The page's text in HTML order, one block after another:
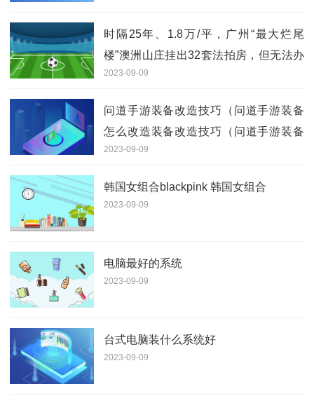
时隔25年、1.8万/平，广州“最大烂尾
楼”澳洲山庄挂出32套法拍房，但无法办
理产权证
2023-09-09
问道手游装备改造技巧（问道手游装备
怎么改造装备改造技巧（问道手游装备
怎么改造7））
2023-09-09
韩国女组合blackpink 韩国女组合
2023-09-09
电脑最好的系统
2023-09-09
台式电脑装什么系统好
2023-09-09